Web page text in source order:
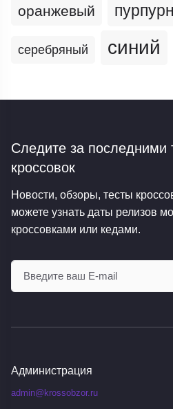
оранжевый
серебряный синий
Следите за последними
кроссовок
Новости, обзоры, тесты
можете узнать даты релизов
кроссовками или кедами.
Администрация
admin@krossobzor.ru